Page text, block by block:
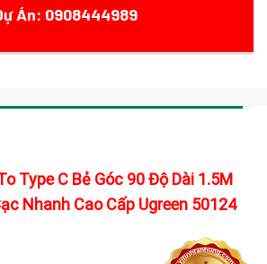
Án: 0908444989
Type C Bẻ Góc 90 Độ Dài 1.5M
Nhanh Cao Cấp Ugreen 50124